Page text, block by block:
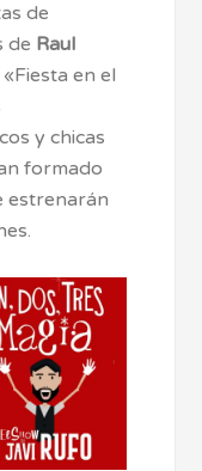
de
de Raul
en el
y chicas
formado
estrenarán